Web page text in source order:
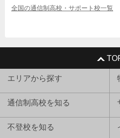
全国の通信制高校・サポート校一覧
エリアから探す
通信制高校を知る
不登校を知る